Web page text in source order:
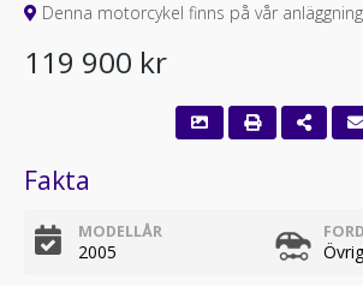
Denna motorcykel finns på vår
119 900 kr
Fakta
MODELLÅR
2005